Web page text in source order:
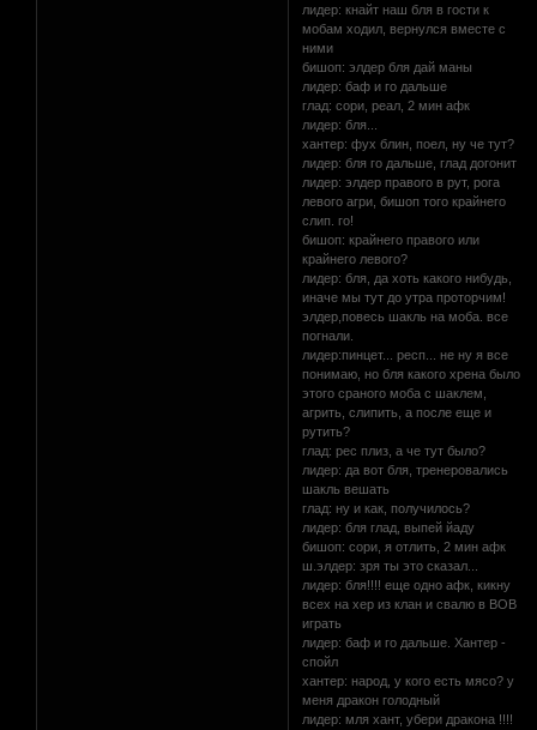
лидер: кнайт наш бля в гости к
мобам ходил, вернулся вместе с
ними
бишоп: элдер бля дай маны
лидер: баф и го дальше
глад: сори, реал, 2 мин афк
лидер: бля...
хантер: фух блин, поел, ну че тут?
лидер: бля го дальше, глад догонит
лидер: элдер правого в рут, рога
левого агри, бишоп того крайнего
слип. го!
бишоп: крайнего правого или
крайнего левого?
лидер: бля, да хоть какого нибудь,
иначе мы тут до утра проторчим!
элдер,повесь шакль на моба. все
погнали.
лидер:пинцет... респ... не ну я все
понимаю, но бля какого хрена было
этого сраного моба с шаклем,
агрить, слипить, а после еще и
рутить?
глад: рес плиз, а че тут было?
лидер: да вот бля, тренеровались
шакль вешать
глад: ну и как, получилось?
лидер: бля глад, выпей йаду
бишоп: сори, я отлить, 2 мин афк
ш.элдер: зря ты это сказал...
лидер: бля!!!! еще одно афк, кикну
всех на хер из клан и свалю в ВОВ
играть
лидер: баф и го дальше. Хантер -
спойл
хантер: народ, у кого есть мясо? у
меня дракон голодный
лидер: мля хант, убери дракона !!!!